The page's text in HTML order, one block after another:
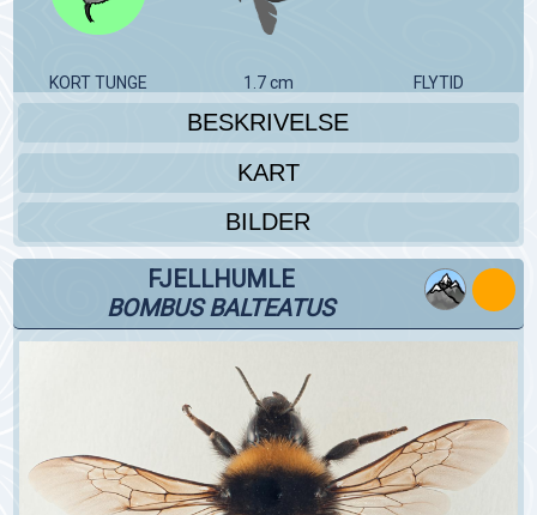
KORT TUNGE 1.7 cm FLYTID
BESKRIVELSE
KART
BILDER
FJELLHUMLE
BOMBUS BALTEATUS